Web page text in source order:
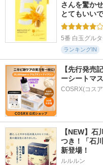
さんを驚か
とてもいい
5番 白玉グル
ランキングIN
【先行発売
ーシートマ
COSRX(コス
【NEW】
つき！「石
新登場！
ルルルン